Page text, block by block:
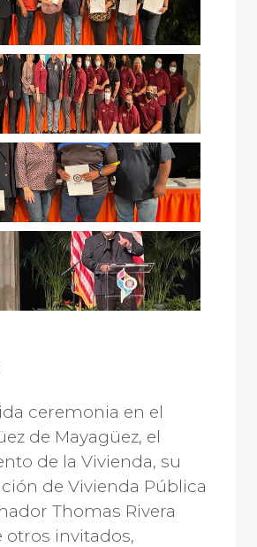
ceremonia en el
de Mayagüez, el
de la Vivienda, su
de Vivienda Pública
Thomas Rivera
otros invitados,